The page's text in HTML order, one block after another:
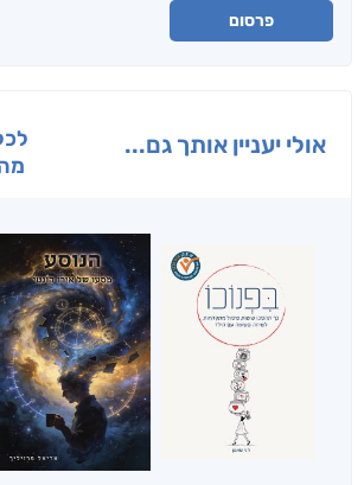
פרסום
אולי יעניין אותך גם...